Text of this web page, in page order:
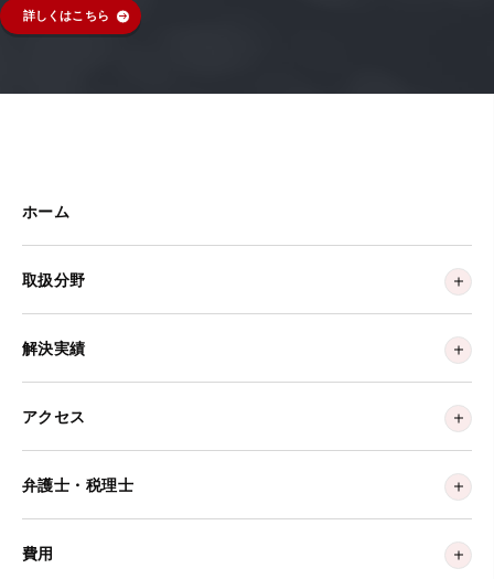
詳しくはこちら
ホーム
取扱分野
解決実績
アクセス
弁護士・税理士
費用